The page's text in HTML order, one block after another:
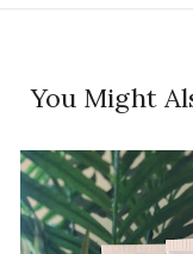
You Might